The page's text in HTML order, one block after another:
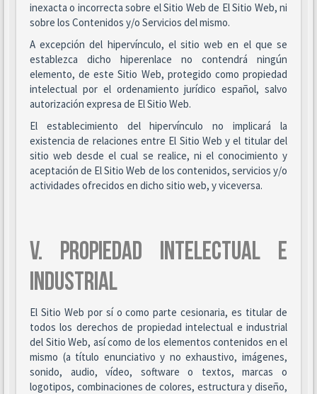
inexacta o incorrecta sobre el Sitio Web de El Sitio Web, ni
sobre los Contenidos y/o Servicios del mismo.
A excepción del hipervínculo, el sitio web en el que se
establezca dicho hiperenlace no contendrá ningún
elemento, de este Sitio Web, protegido como propiedad
intelectual por el ordenamiento jurídico español, salvo
autorización expresa de El Sitio Web.
El establecimiento del hipervínculo no implicará la
existencia de relaciones entre El Sitio Web y el titular del
sitio web desde el cual se realice, ni el conocimiento y
aceptación de El Sitio Web de los contenidos, servicios y/o
actividades ofrecidos en dicho sitio web, y viceversa.
V. PROPIEDAD INTELECTUAL E
INDUSTRIAL
El Sitio Web por sí o como parte cesionaria, es titular de
todos los derechos de propiedad intelectual e industrial
del Sitio Web, así como de los elementos contenidos en el
mismo (a título enunciativo y no exhaustivo, imágenes,
sonido, audio, vídeo, software o textos, marcas o
logotipos, combinaciones de colores, estructura y diseño,